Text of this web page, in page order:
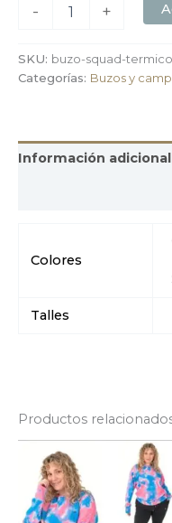
- +
SKU: buzo-squad-
Categorías: Buzos y
Información adicional
Colores
Talles
Productos